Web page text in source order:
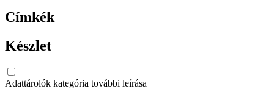
Címkék
Készlet
Adattárolók kategória további leírása